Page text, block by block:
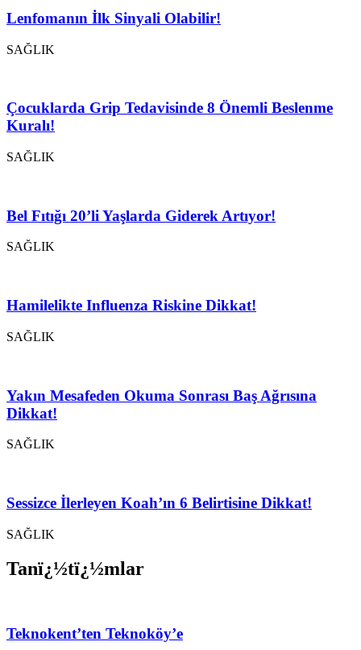
Lenfomanın İlk Sinyali Olabilir!
SAĞLIK
Çocuklarda Grip Tedavisinde 8 Önemli Beslenme
Kuralı!
SAĞLIK
Bel Fıtığı 20’li Yaşlarda Giderek Artıyor!
SAĞLIK
Hamilelikte Influenza Riskine Dikkat!
SAĞLIK
Yakın Mesafeden Okuma Sonrası Baş Ağrısına
Dikkat!
SAĞLIK
Sessizce İlerleyen Koah’ın 6 Belirtisine Dikkat!
SAĞLIK
Tanï¿½tï¿½mlar
Teknokent’ten Teknoköy’e